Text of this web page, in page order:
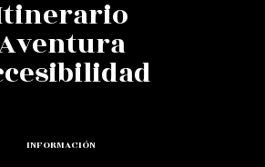
INFORMACIÓN